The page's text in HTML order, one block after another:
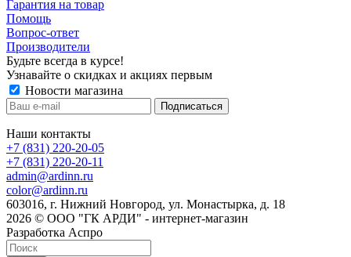
Гарантия на товар
Помощь
Вопрос-ответ
Производители
Будьте всегда в курсе!
Узнавайте о скидках и акциях первым
Новости магазина
Наши контакты
+7 (831) 220-20-05
+7 (831) 220-20-11
admin@ardinn.ru
color@ardinn.ru
603016, г. Нижний Новгород, ул. Монастырка, д. 18
2026 © ООО "ГК АРДИ" - интернет-магазин
Разработка Аспро